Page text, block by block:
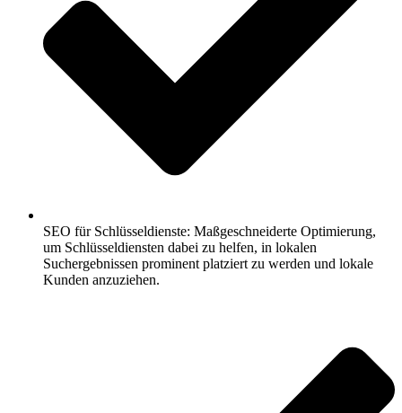
SEO für Schlüsseldienste: Maßgeschneiderte Optimierung,
um Schlüsseldiensten dabei zu helfen, in lokalen
Suchergebnissen prominent platziert zu werden und lokale
Kunden anzuziehen.